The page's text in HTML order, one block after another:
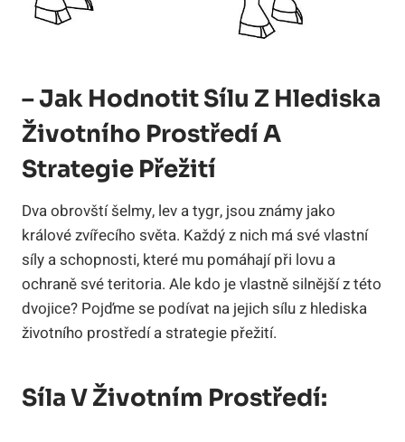
– Jak Hodnotit Sílu Z Hlediska
Životního Prostředí A
Strategie Přežití
Dva obrovští šelmy, lev a tygr, jsou známy jako
králové zvířecího světa. Každý z nich má své vlastní
síly a schopnosti, které mu pomáhají při lovu a
ochraně své teritoria. Ale kdo je vlastně silnější z této
dvojice? Pojďme se podívat na jejich sílu z hlediska
životního prostředí a strategie přežití.
Síla V Životním Prostředí: